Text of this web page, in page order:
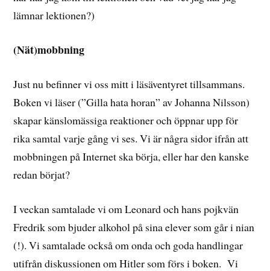
lämnar lektionen?)
(Nät)mobbning
Just nu befinner vi oss mitt i läsäventyret tillsammans.
Boken vi läser (”Gilla hata horan” av Johanna Nilsson)
skapar känslomässiga reaktioner och öppnar upp för
rika samtal varje gång vi ses. Vi är några sidor ifrån att
mobbningen på Internet ska börja, eller har den kanske
redan börjat?
I veckan samtalade vi om Leonard och hans pojkvän
Fredrik som bjuder alkohol på sina elever som går i nian
(!). Vi samtalade också om onda och goda handlingar
utifrån diskussionen om Hitler som förs i boken. Vi